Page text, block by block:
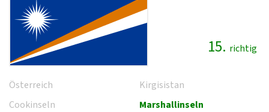
15. richtig
Österreich
Cookinseln
Kirgisistan
Marshallinseln